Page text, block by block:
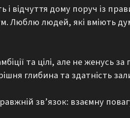
і відчуття дому поруч із
Люблю людей, які вміють
та цілі, але не женусь
глибина та здатність
зв’язок: взаємну